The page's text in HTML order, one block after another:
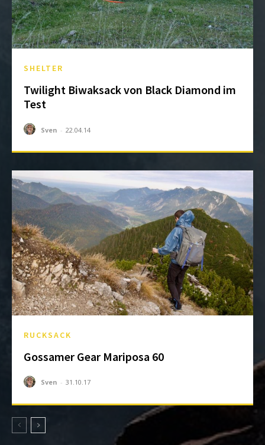
SHELTER
Twilight Biwaksack von Black Diamond im
Test
Sven - 22.04.14
RUCKSACK
Gossamer Gear Mariposa 60
Sven - 31.10.17